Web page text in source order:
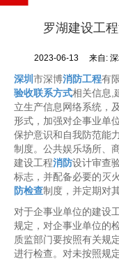
罗湖建设工
2023-06-13 来自:
深圳 市深博消防工程有
验收联系方式相关信息,
立生产信息网络系统，
形式，加强对企事业单
保护意识和自我防范能
制度。公共娱乐场所、
建设工程消防设计审查
标志，并配备必要的灭
防检查制度，并定期对
对于企事业单位的建设
规定，对企事业单位的
质监部门要按照有关规
进行检查。对未按照规